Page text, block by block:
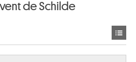
de Schilde